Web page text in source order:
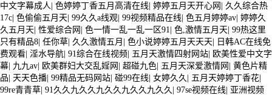
中文字幕成人 | 色婷婷丁香五月高清在线| 婷婷五月天开心网 | 久久综合热
17c| 色偷偷五月天| 99久久a线观| 99视频精品在线| 色五月婷婷av| 婷婷久
久五月天| 性爱综合网 | 色一情一乱一乱一区91 | 色,激情五月天| 99热这里
只有精品8| 任你草| 久久激情五月 | 色小说婷婷五月天天天| 日韩AC在线免
费观看| 淫水导航| 91综合在线视频| 五月天激情四射网站| 欧美性爱中文字
幕| 九九av| 欧美群妇大交乱婬网 | 超碰九色| 五月天深爱激情网 | 黄色片精
品| 天天色播| 99精品无码网站| 碰99在线| 女婷久久 | 五月天婷婷丁香花|
99re青青草| 91久久九久久九久久九久久九久久 | 97se视频在线| 亚洲视频